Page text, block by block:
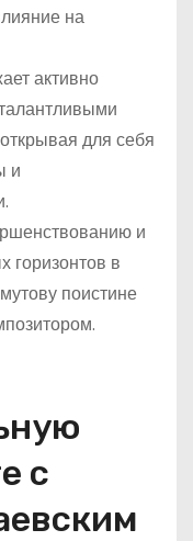
на
активно
для себя
и
и
горизонтов в
поистине
с